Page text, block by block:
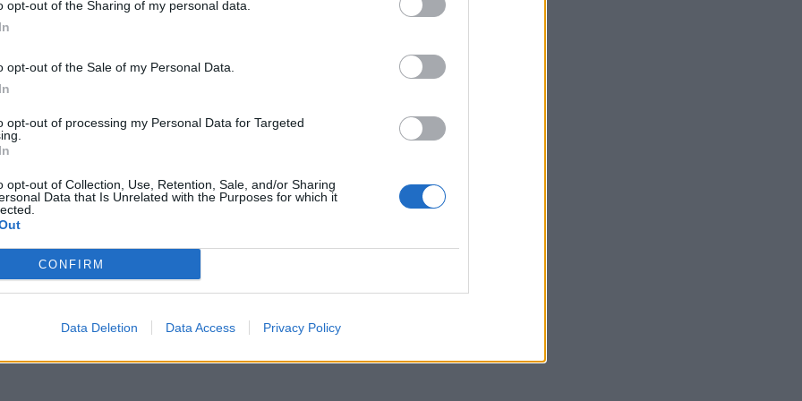
opt-out of the Sharing of my personal data.
opt-out of the Sale of my Personal Data.
opt-out of processing my Personal Data for Targeted
opt-out of Collection, Use, Retention, Sale, and/or Sharing
Data that Is Unrelated with the Purposes for which it
CONFIRM
Data Deletion Data Access Privacy Policy
në familje në Divjakë, djali i
babain fillimisht me grushte
Ngjarja e rëndë në Divjakë, dalin pamjet